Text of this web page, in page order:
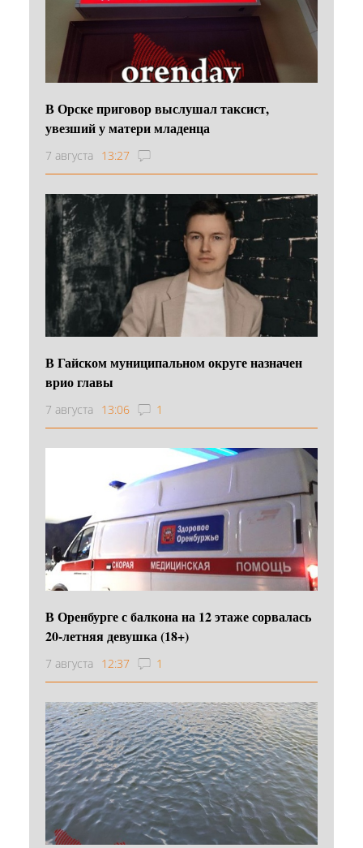
В Орске приговор выслушал таксист,
увезший у матери младенца
7 августа 13:27
В Гайском муниципальном округе назначен
врио главы
7 августа 13:06 1
В Оренбурге с балкона на 12 этаже сорвалась
20-летняя девушка (18+)
7 августа 12:37 1